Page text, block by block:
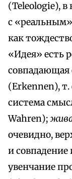
(Teleologie), в
с
как
«Идея» есть
(Erkennen),
система
Wahren);
очевидно,
и совпадение
увенчание